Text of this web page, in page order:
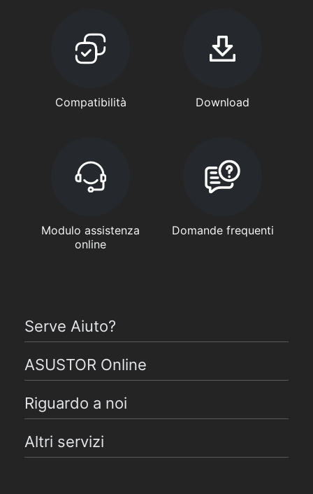
Compatibilità Download
Modulo assistenza
online
Domande frequenti
Serve Aiuto?
ASUSTOR Online
Riguardo a noi
Altri servizi